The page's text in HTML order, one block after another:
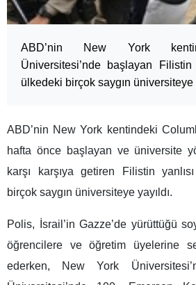
ABD’nin New York
Üniversitesi’nde başlayan Filistin
ülkedeki birçok saygın üniversiteye
ABD’nin New York kentindeki
hafta önce başlayan ve üniversite
karşı karşıya getiren Filistin
birçok saygın üniversiteye yayıldı.
Polis, İsrail’in Gazze’de yürüttüğü
öğrencilere ve öğretim üyelerine
ederken, New York